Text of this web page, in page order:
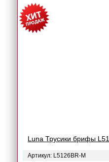
Luna Трусики брифы
Артикул: L5126BR-M